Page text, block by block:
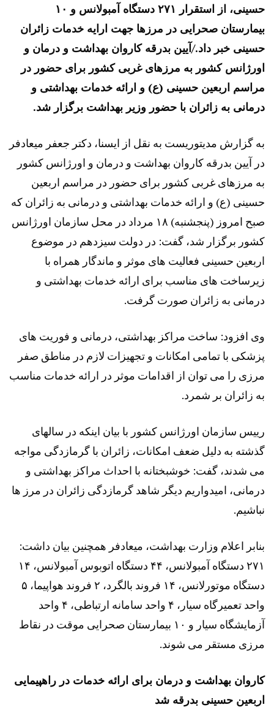
حسینی، از استقرار ۲۷۱ دستگاه آمبولانس و ۱۰
بیمارستان صحرایی در مرزها جهت ارایه خدمات زائران
حسینی خبر داد./آیین بدرقه کاروان بهداشت و درمان و
اورژانس کشور به مرزهای غربی کشور برای حضور در
مراسم اربعین حسینی (ع) و ارائه خدمات بهداشتی و
درمانی به زائران با حضور وزیر بهداشت برگزار شد.
به گزارش مدیتوریست به نقل از ایسنا، دکتر جعفر میعادفر
در آیین بدرقه کاروان بهداشت و درمان و اورژانس کشور
به مرزهای غربی کشور برای حضور در مراسم اربعین
حسینی (ع) و ارائه خدمات بهداشتی و درمانی به زائران که
صبح امروز (پنجشنبه) ۱۸ مرداد در محل سازمان اورژانس
کشور برگزار شد، گفت: در دولت سیزدهم در موضوع
اربعین حسینی فعالیت های موثر و ماندگار همراه با
زیرساخت های مناسب برای ارائه خدمات بهداشتی و
درمانی به زائران صورت گرفت.
وی افزود: ساخت مراکز بهداشتی، درمانی و فوریت های
پزشکی با تمامی امکانات و تجهیزات لازم در مناطق صفر
مرزی را می توان از اقدامات موثر در ارائه خدمات مناسب
به زائران بر شمرد.
رییس سازمان اورژانس کشور با بیان اینکه در سالهای
گذشته به دلیل ضعف امکانات، زائران با گرمازدگی مواجه
می شدند، گفت: خوشبختانه با احداث مراکز بهداشتی و
درمانی، امیدواریم دیگر شاهد گرمازدگی زائران در مرز ها
نباشیم.
بنابر اعلام وزارت بهداشت، میعادفر همچنین بیان داشت:
۲۷۱ دستگاه آمبولانس، ۴۴ دستگاه اتوبوس آمبولانس، ۱۴
دستگاه موتورلانس، ۱۴ فروند بالگرد، ۲ فروند هواپیما، ۵
واحد تعمیرگاه سیار، ۴ واحد سامانه ارتباطی، ۴ واحد
آزمایشگاه سیار و ۱۰ بیمارستان صحرایی موقت در نقاط
مرزی مستقر می شوند.
کاروان بهداشت و درمان برای ارائه خدمات در راهپیمایی
اربعین حسینی بدرقه شد